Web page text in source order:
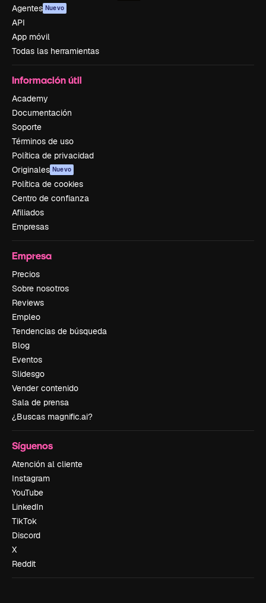
Agentes Nuevo
API
App móvil
Todas las herramientas
Información útil
Academy
Documentación
Soporte
Términos de uso
Política de privacidad
Originales Nuevo
Política de cookies
Centro de confianza
Afiliados
Empresas
Empresa
Precios
Sobre nosotros
Reviews
Empleo
Tendencias de búsqueda
Blog
Eventos
Slidesgo
Vender contenido
Sala de prensa
¿Buscas magnific.ai?
Síguenos
Atención al cliente
Instagram
YouTube
LinkedIn
TikTok
Discord
X
Reddit